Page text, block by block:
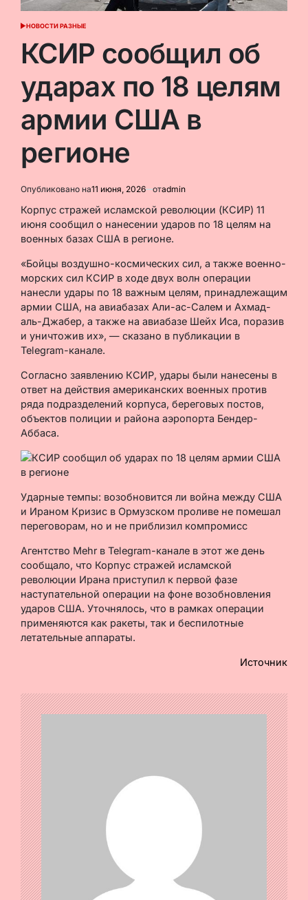
ОПУБЛИКОВАНО
НОВОСТИ РАЗНЫЕ
КСИР сообщил об
ударах по 18 целям
армии США в
регионе
Опубликовано на11 июня, 2026 отadmin
Корпус стражей исламской революции (КСИР) 11
июня сообщил о нанесении ударов по 18 целям на
военных базах США в регионе.
«Бойцы воздушно-космических сил, а также военно-
морских сил КСИР в ходе двух волн операции
нанесли удары по 18 важным целям, принадлежащим
армии США, на авиабазах Али-ас-Салем и Ахмад-
аль-Джабер, а также на авиабазе Шейх Иса, поразив
и уничтожив их», — сказано в публикации в
Telegram-канале.
Согласно заявлению КСИР, удары были нанесены в
ответ на действия американских военных против
ряда подразделений корпуса, береговых постов,
объектов полиции и района аэропорта Бендер-
Аббаса.
Ударные темпы: возобновится ли война между США
и Ираном Кризис в Ормузском проливе не помешал
переговорам, но и не приблизил компромисс
Агентство Mehr в Telegram-канале в этот же день
сообщало, что Корпус стражей исламской
революции Ирана приступил к первой фазе
наступательной операции на фоне возобновления
ударов США. Уточнялось, что в рамках операции
применяются как ракеты, так и беспилотные
летательные аппараты.
Источник